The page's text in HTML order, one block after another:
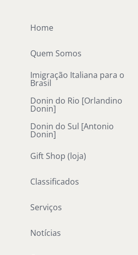
Home
Quem Somos
Imigração Italiana para o
Brasil
Donin do Rio [Orlandino
Donin]
Donin do Sul [Antonio
Donin]
Gift Shop (loja)
Classificados
Serviços
Notícias